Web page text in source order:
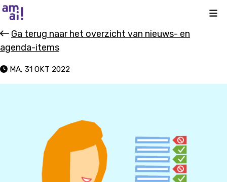
Ga terug naar het overzicht van nieuws- en
agenda-items
MA, 31 OKT 2022